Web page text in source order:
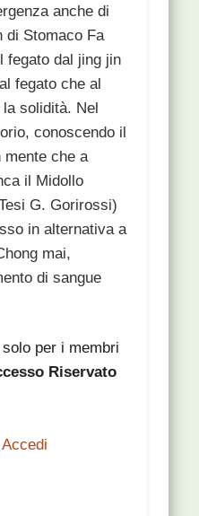
anche di
di Stomaco Fa
fegato dal jing jin
fegato che al
solidità. Nel
conoscendo il
mente che a
il Midollo
G. Gorirossi)
in alternativa a
mai,
di sangue
per i membri
Riservato
Accedi